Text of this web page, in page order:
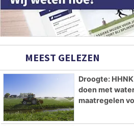
MEEST GELEZEN
Droogte:
doen met
maatregelen